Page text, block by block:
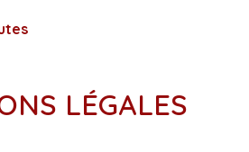
LÉGALES